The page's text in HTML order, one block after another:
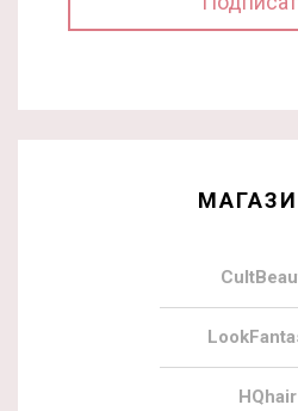
HQhair